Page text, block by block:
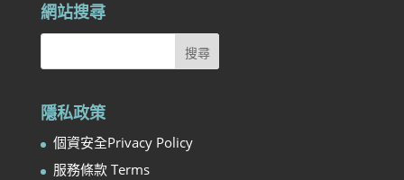
網站搜尋
隱私政策
個資安全Privacy Policy
服務條款 Terms